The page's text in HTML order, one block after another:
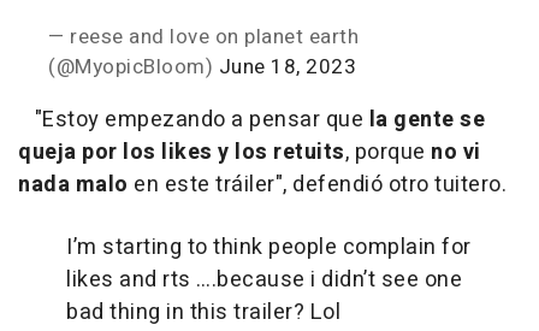
— reese and love on planet earth
(@MyopicBloom) June 18, 2023
"Estoy empezando a pensar que la gente se
queja por los likes y los retuits, porque no vi
nada malo en este tráiler", defendió otro tuitero.
I’m starting to think people complain for
likes and rts ….because i didn’t see one
bad thing in this trailer? Lol